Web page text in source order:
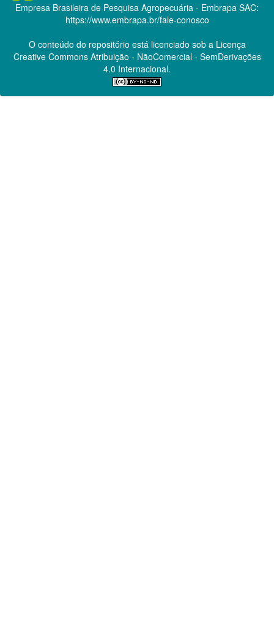
Empresa Brasileira de Pesquisa Agropecuária - Embrapa SAC:
https://www.embrapa.br/fale-conosco
O conteúdo do repositório está licenciado sob a Licença
Creative CommonsAtribuição - NãoComercial - SemDerivações
4.0 Internacional.